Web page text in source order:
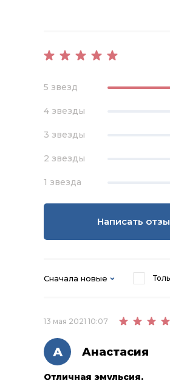
5 звезд
4 звезды
3 звезды
2 звезды
1 звезда
Написать
Сначала новые
А Анастасия
13 мая 2021 10:07
Отличная эмульсия.